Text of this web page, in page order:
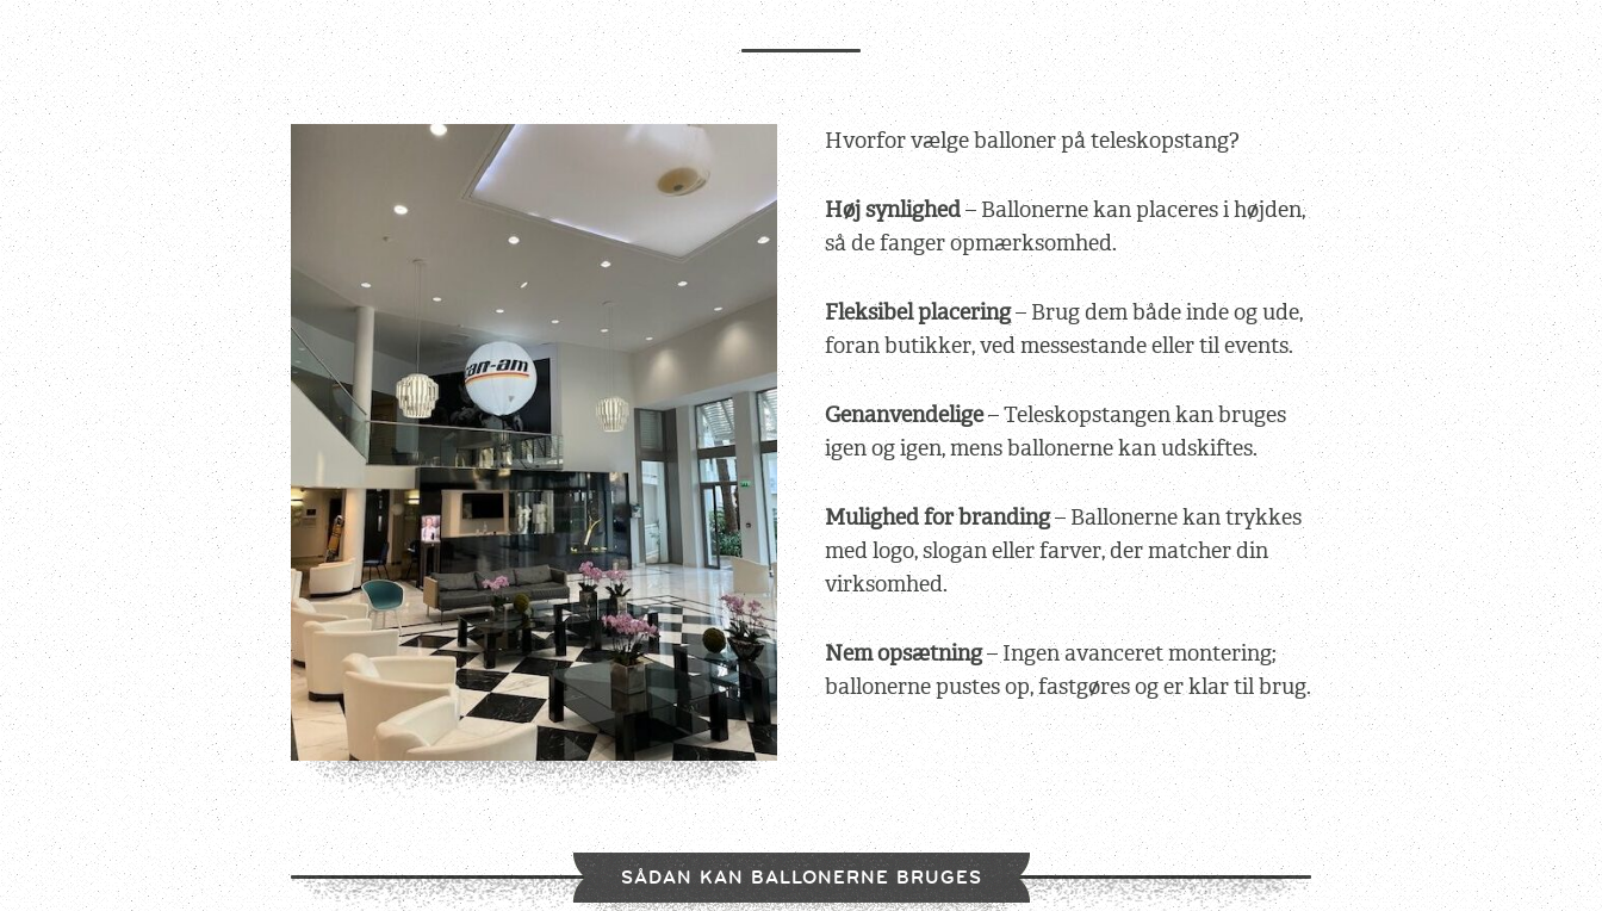
Hvorfor vælge balloner på teleskopstang?
Høj synlighed– Ballonerne kan placeres i højden,
så de fanger opmærksomhed.
Fleksibel placering– Brug dem både inde og ude,
foran butikker, ved messestande eller til events.
Genanvendelige– Teleskopstangen kan bruges
igen og igen, mens ballonerne kan udskiftes.
Mulighed for branding– Ballonerne kan trykkes
med logo, slogan eller farver, der matcher din
virksomhed.
Nem opsætning– Ingen avanceret montering;
ballonerne pustes op, fastgøres og er klar til brug.
SÅDAN KAN BALLONERNE BRUGES